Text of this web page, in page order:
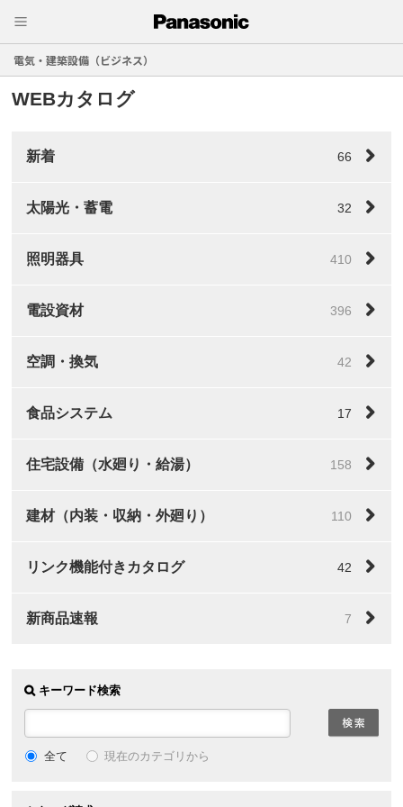
電気・建築設備（ビジネス）
WEBカタログ
新着 66
太陽光・蓄電 32
照明器具 410
電設資材 396
空調・換気 42
食品システム 17
住宅設備（水廻り・給湯） 158
建材（内装・収納・外廻り） 110
リンク機能付きカタログ 42
新商品速報 7
キーワード検索
全て 現在のカテゴリから